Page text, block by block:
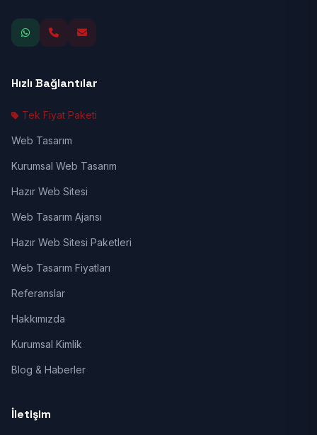
Hızlı Bağlantılar
Tek Fiyat Paketi
Web Tasarım
Kurumsal Web Tasarım
Hazır Web Sitesi
Web Tasarım Ajansı
Hazır Web Sitesi Paketleri
Web Tasarım Fiyatları
Referanslar
Hakkımızda
Kurumsal Kimlik
Blog & Haberler
İletişim